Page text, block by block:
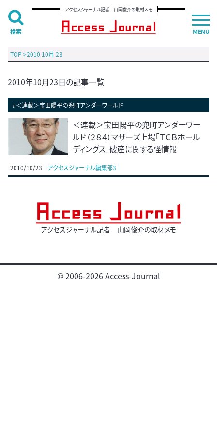
アクセスジャーナル記者 山岡俊介の取材メモ
TOP >2010 10月 23
2010年10月23日の記事一覧
#＜連載＞宝田陽平の兜町アンダーワールド
＜連載＞宝田陽平の兜町アンダーワー
ルド（２８４）マザーズ上場「ＴＣＢホール
ディングス」破産に関する怪情報
2010/10/23 アクセスジャーナル編集部3
アクセスジャーナル記者 山岡俊介の取材メモ
© 2006-2026 Access-Journal
MENU
検索